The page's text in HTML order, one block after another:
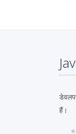
हैं।